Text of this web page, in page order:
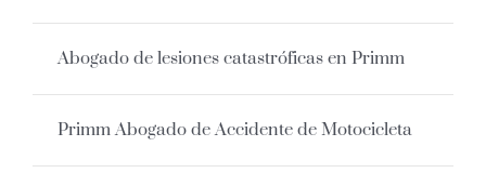
Abogado de lesiones catastróficas en Primm
Primm Abogado de Accidente de Motocicleta